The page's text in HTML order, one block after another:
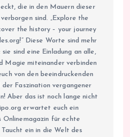
die in den Mauern dieser
sind. „Explore the
the history – your journey
Diese Worte sind mehr
sie sind eine Einladung an alle,
Magie miteinander verbinden
von den beeindruckenden
der Faszination vergangener
Aber das ist noch lange nicht
erwartet euch ein
Onlinemagazin für echte
Taucht ein in die Welt des